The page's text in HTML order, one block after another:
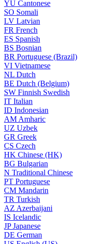
YU Cantonese
SO Somali
LV Latvian
FR French
ES Spanish
BS Bosnian
BR Portuguese (Brazil)
VI Vietnamese
NL Dutch
BE Dutch (Belgium)
SW Finnish Swedish
IT Italian
ID Indonesian
AM Amharic
UZ Uzbek
GR Greek
CS Czech
HK Chinese (HK)
BG Bulgarian
N Traditional Chinese
PT Portuguese
CM Mandarin
TR Turkish
AZ Azerbaijani
IS Icelandic
JPJapanese
DE German